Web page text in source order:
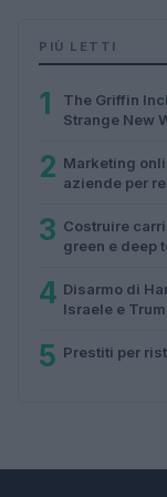
PIÙ LETTI
1
The Griffin
Strange New
2 Marketing
aziende per
3 Costruire
green e deep
4 Disarmo di
Israele e
5 Prestiti per